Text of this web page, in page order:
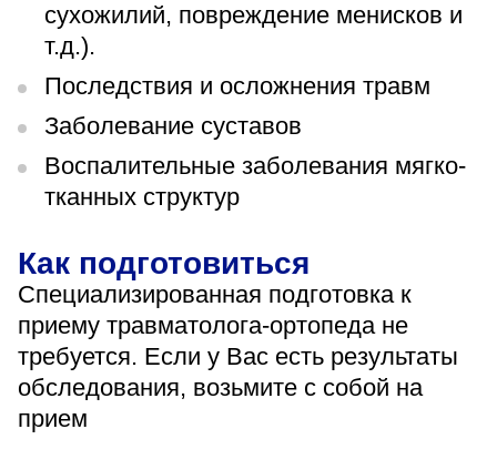
сухожилий, повреждение менисков и
т.д.).
Последствия и осложнения травм
Заболевание суставов
Воспалительные заболевания мягко-
тканных структур
Как подготовиться
Специализированная подготовка к
приему травматолога-ортопеда не
требуется. Если у Вас есть результаты
обследования, возьмите с собой на
прием